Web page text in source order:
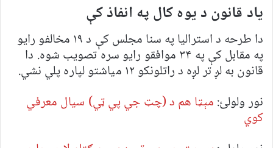
یاد قانون د یوه کال په انفاذ کې
دا طرحه د استرالیا په سنا مجلس کې د ۱۹ مخالفو رایو
په مقابل کې په ۳۴ موافقو رایو سره تصویب شوه. دا
قانون به لږ تر لږه د راتلونکو ۱۲ میاشتو لپاره پلي نشي.
نور ولولئ: مېټا هم د (چټ جي پي ټي) سیال معرفي
کوي